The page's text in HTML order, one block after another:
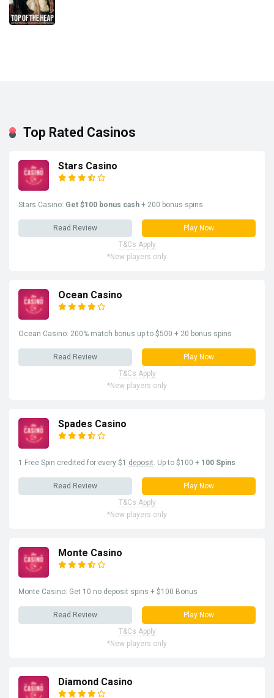
Top Rated Casinos
Stars Casino
Stars Casino: Get $100 bonus cash + 200 bonus spins
Read Review
Play Now
T&Cs Apply
*New players only
Ocean Casino
Ocean Casino: 200% match bonus up to $500 + 20 bonus spins
Read Review
Play Now
T&Cs Apply
*New players only
Spades Casino
1 Free Spin credited for every $1 deposit . Up to $100 + 100 Spins
Read Review
Play Now
T&Cs Apply
*New players only
Monte Casino
Monte Casino: Get 10 no deposit spins + $100 Bonus
Read Review
Play Now
T&Cs Apply
*New players only
Diamond Casino